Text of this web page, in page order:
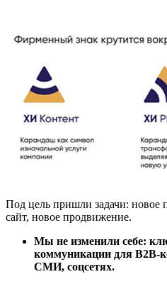
Под цель пришли задачи: новое
сайт, новое продвижение.
Мы не изменили себе:
коммуникации для B2B-
СМИ, соцсетях.